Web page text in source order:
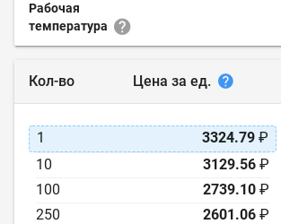
Рабочая
температура
Кол-во Цена за ед.
1 3324.79 ₽
10
3129.56 ₽
100
2739.10 ₽
250
2601.06 ₽